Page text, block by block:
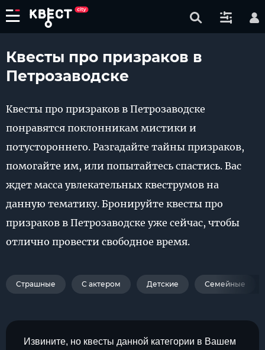
Квесты про призраков в
Петрозаводске
Квесты про призраков в Петрозаводске
понравятся поклонникам мистики и
потустороннего. Разгадайте тайны призраков,
помогайте им, или попытайтесь спастись. Вас
ждет масса увлекательных квеструмов на
данную тематику. Бронируйте квесты про
призраков в Петрозаводске уже сейчас, чтобы
отлично провести свободное время.
Страшные С актером Детские Семейные
Извините, но квесты данной категории в Вашем